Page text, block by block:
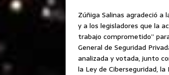
Zúñiga Salinas agradeció
y a los legisladores que la
trabajo comprometido”
General de Seguridad
analizada y votada, junto
la Ley de Ciberseguridad,